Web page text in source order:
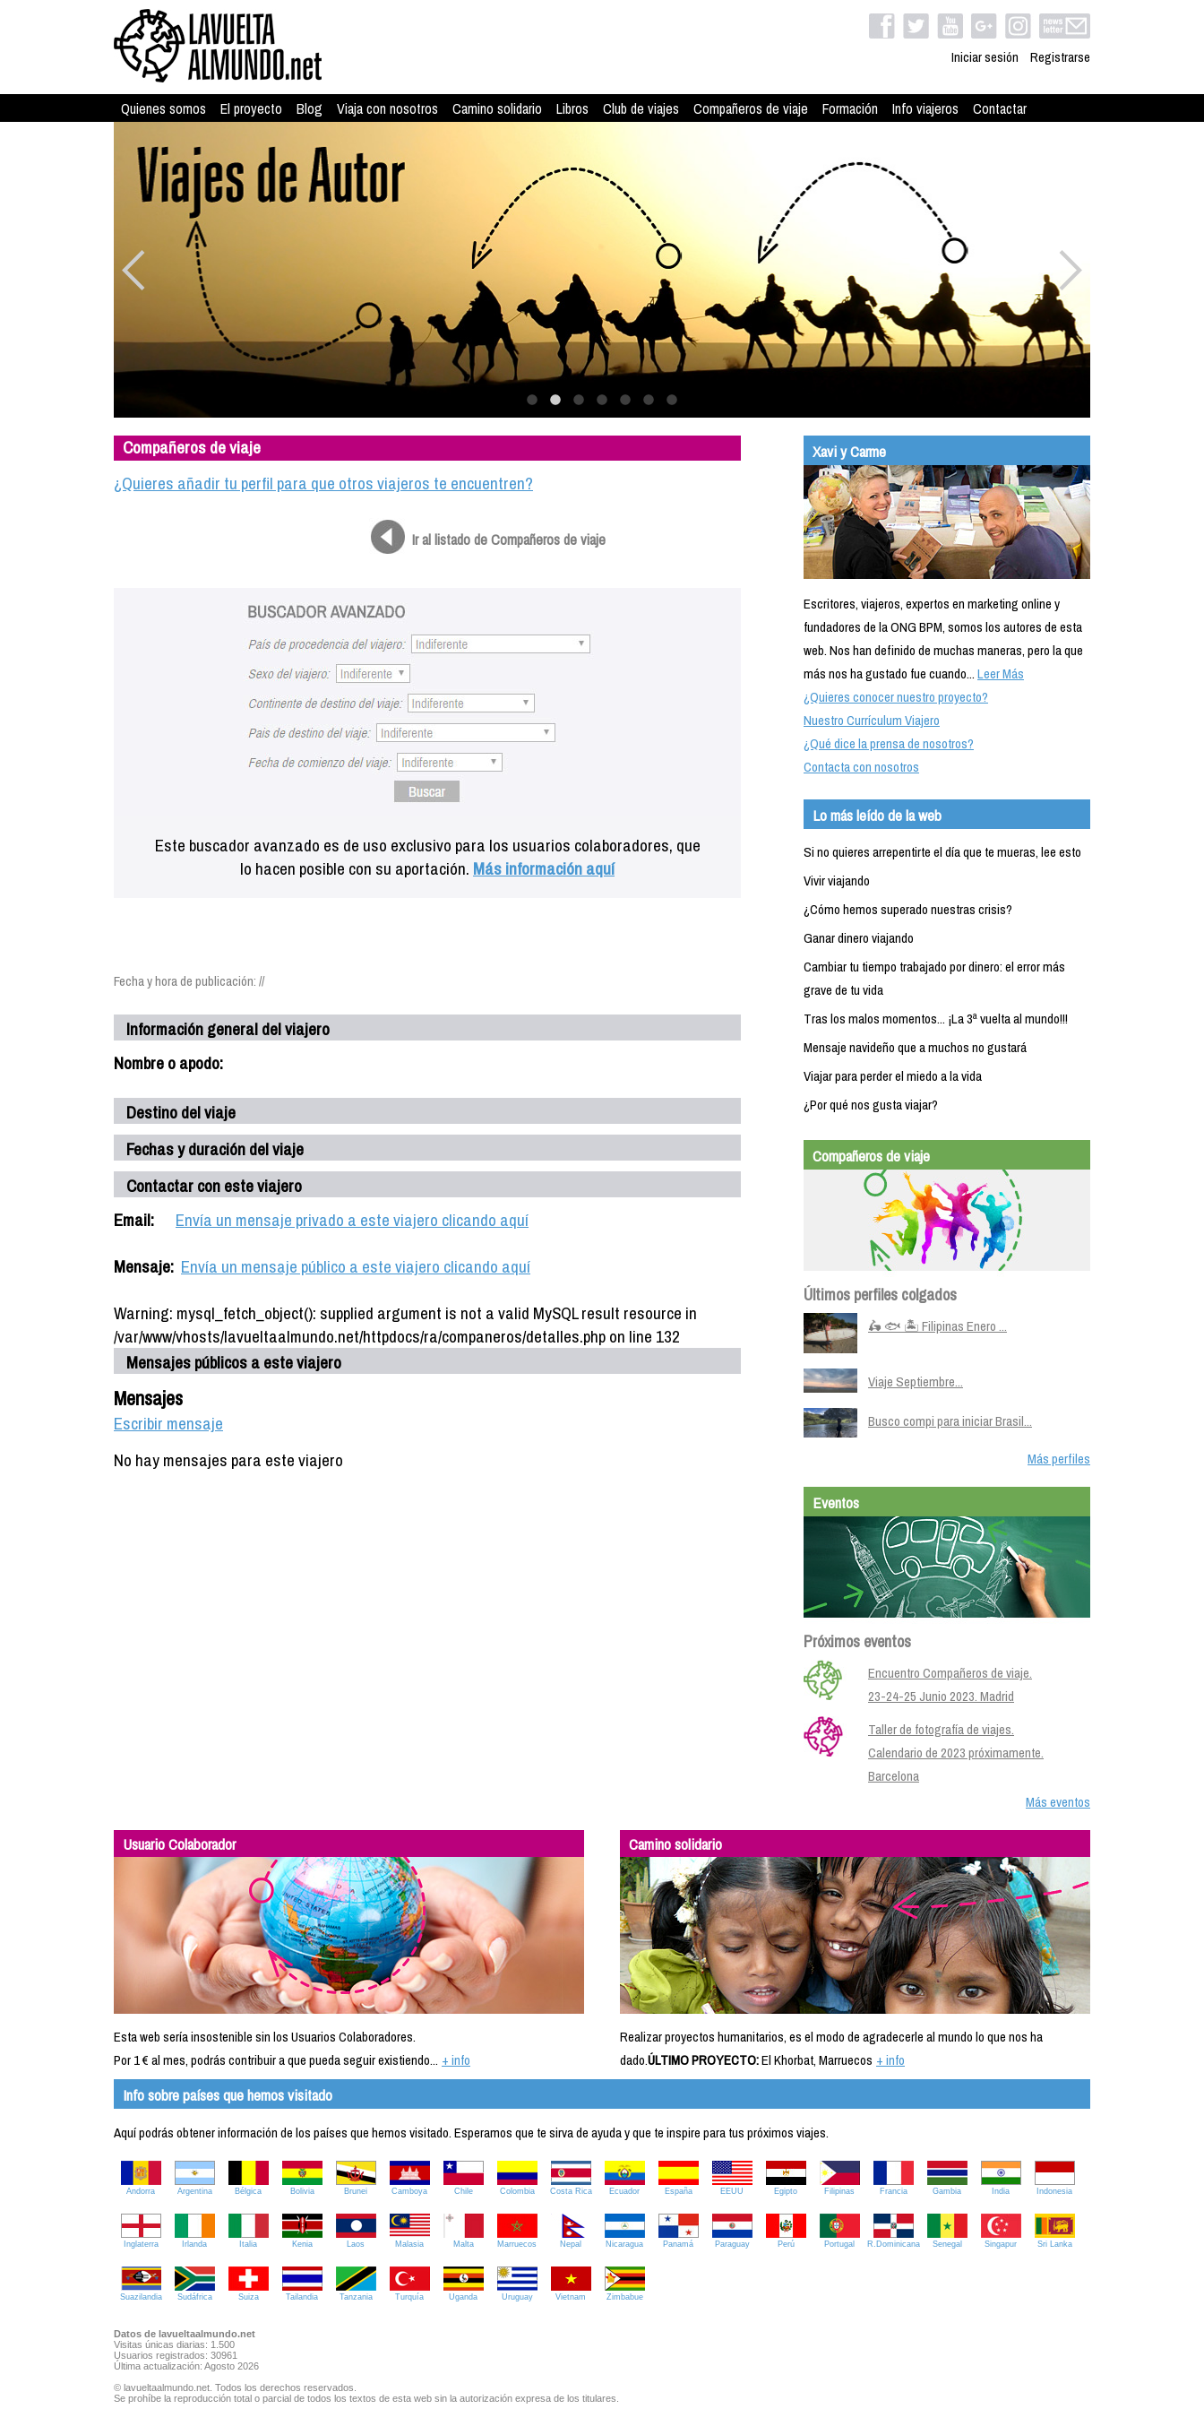
Iniciar sesión Registrarse
Quienes somos El proyecto Blog Viaja con nosotros Camino solidario Libros Club de viajes Compañeros de viaje Formación Info viajeros Contactar
Compañeros de viaje
¿Quieres añadir tu perfil para que otros viajeros te encuentren?
Ir al listado de Compañeros de viaje
Este buscador avanzado es de uso exclusivo para los usuarios colaboradores, que
lo hacen posible con su aportación. Más información aquí
Fecha y hora de publicación: //
Información general del viajero
Nombre o apodo:
Destino del viaje
Fechas y duración del viaje
Contactar con este viajero
Email:
Envía un mensaje privado a este viajero clicando aquí
Mensaje: Envía un mensaje público a este viajero clicando aquí
Warning: mysql_fetch_object(): supplied argument is not a valid MySQL result resource in
/var/www/vhosts/lavueltaalmundo.net/httpdocs/ra/companeros/detalles.php on line 132
Mensajes públicos a este viajero
Mensajes
Escribir mensaje
No hay mensajes para este viajero
Xavi y Carme
Escritores, viajeros, expertos en marketing online y
fundadores de la ONG BPM, somos los autores de esta
web. Nos han definido de muchas maneras, pero la que
más nos ha gustado fue cuando...Leer Más
¿Quieres conocer nuestro proyecto?
Nuestro Currículum Viajero
¿Qué dice la prensa de nosotros?
Contacta con nosotros
Lo más leído de la web
Si no quieres arrepentirte el día que te mueras, lee esto
Vivir viajando
¿Cómo hemos superado nuestras crisis?
Ganar dinero viajando
Cambiar tu tiempo trabajado por dinero: el error más
grave de tu vida
Tras los malos momentos... ¡La 3ª vuelta al mundo!!!
Mensaje navideño que a muchos no gustará
Viajar para perder el miedo a la vida
¿Por qué nos gusta viajar?
Compañeros de viaje
Últimos perfiles colgados
🛵 🐟 🏝️ Filipinas Enero ...
Viaje Septiembre...
Busco compi para iniciar Brasil...
Más perfiles
Eventos
Próximos eventos
Encuentro Compañeros de viaje.
23-24-25 Junio 2023. Madrid
Taller de fotografía de viajes.
Calendario de 2023 próximamente.
Barcelona
Más eventos
Usuario Colaborador
Esta web sería insostenible sin los Usuarios Colaboradores.
Por 1 € al mes, podrás contribuir a que pueda seguir existiendo... + info
Camino solidario
Realizar proyectos humanitarios, es el modo de agradecerle al mundo lo que nos ha
dado.ÚLTIMO PROYECTO:El Khorbat, Marruecos + info
Info sobre países que hemos visitado
Aquí podrás obtener información de los países que hemos visitado. Esperamos que te sirva de ayuda y que te inspire para tus próximos viajes.
Andorra Argentina Bélgica Bolivia Brunei Camboya Chile Colombia Costa Rica Ecuador España EEUU Egipto Filipinas Francia Gambia India Indonesia
Inglaterra Irlanda Italia Kenia Laos Malasia Malta Marruecos Nepal Nicaragua Panamá Paraguay Perú Portugal R.Dominicana Senegal Singapur Sri Lanka
Suazilandia Sudáfrica Suiza Tailandia Tanzania Turquía Uganda Uruguay Vietnam Zimbabue
Datos de lavueltaalmundo.net
Visitas únicas diarias: 1.500
Usuarios registrados: 30961
Última actualización: Agosto 2026
© lavueltaalmundo.net. Todos los derechos reservados.
Se prohíbe la reproducción total o parcial de todos los textos de esta web sin la autorización expresa de los titulares.